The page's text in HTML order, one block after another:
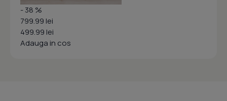
- 38 %
799.99 lei
499.99 lei
Adauga in cos